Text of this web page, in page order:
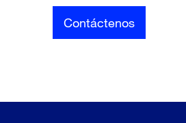
Contáctenos